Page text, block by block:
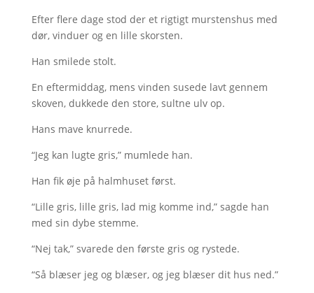
Efter flere dage stod der et rigtigt murstenshus med
dør, vinduer og en lille skorsten.
Han smilede stolt.
En eftermiddag, mens vinden susede lavt gennem
skoven, dukkede den store, sultne ulv op.
Hans mave knurrede.
“Jeg kan lugte gris,” mumlede han.
Han fik øje på halmhuset først.
“Lille gris, lille gris, lad mig komme ind,” sagde han
med sin dybe stemme.
“Nej tak,” svarede den første gris og rystede.
“Så blæser jeg og blæser, og jeg blæser dit hus ned.”